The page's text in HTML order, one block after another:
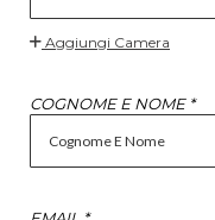
Aggiungi Camera
COGNOME E NOME *